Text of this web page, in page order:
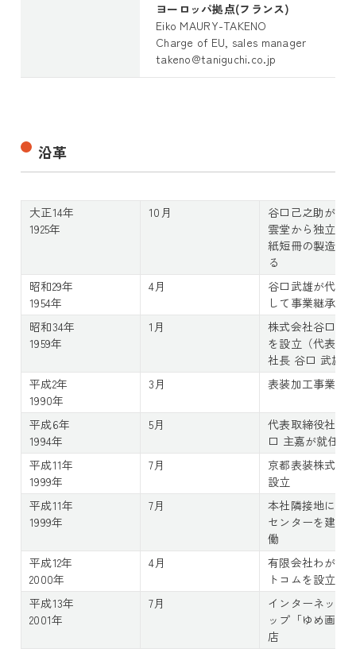
ヨーロッパ拠点(フランス)
Eiko MAURY-TAKENO
Charge of EU, sales manager
takeno@taniguchi.co.jp
沿革
大正14年
1925年
10月
谷口己之助が水
雲堂から独立し
紙短冊の製造を
る
昭和29年
1954年
4月
谷口武雄が代表
して事業継承を
昭和34年
1959年
1月
株式会社谷口松
を設立（代表取
社長 谷口 武雄）
平成2年
1990年
3月 表装加工事業を
平成6年
1994年
5月
代表取締役社長
口 主嘉が就任
平成11年
1999年
7月
京都表装株式会
設立
平成11年
1999年
7月
本社隣接地にて
センターを建設
働
平成12年
2000年
4月
有限会社わがみ
トコムを設立
平成13年
2001年
7月
インターネット
ップ「ゆめ画材
店